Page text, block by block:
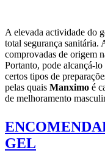
A elevada actividade do
total segurança sanitária.
comprovadas de origem
Portanto, pode alcançá-
certos tipos de
pelas quais Manximo é
de melhoramento
GEL